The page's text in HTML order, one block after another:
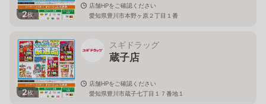
2枚
店舗HPをご確認ください
愛知県豊川市本野ヶ原２丁目１番
2枚
スギドラッグ
蔵子店
店舗HPをご確認ください
愛知県豊川市蔵子七丁目１７番地１